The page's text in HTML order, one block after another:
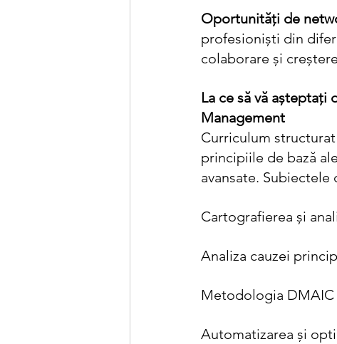
Oportunități de
profesioniști din
colaborare și
La ce să vă așteptați
Management
Curriculum structurat
principiile de bază
avansate.
Cartografierea și
Analiza cauzei
Metodologia DMAIC
Automatizarea și